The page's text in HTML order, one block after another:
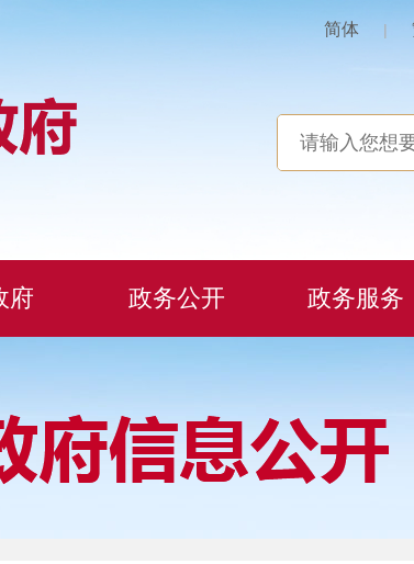
简体 |
府 政务公开 政务服务